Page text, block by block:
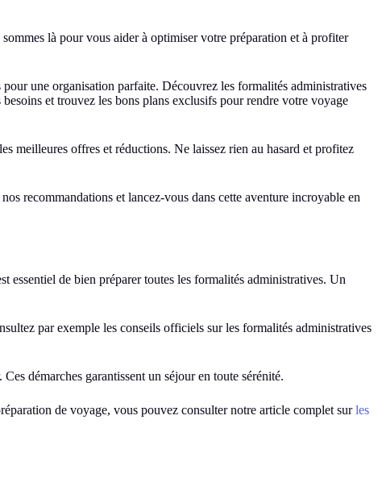
là pour vous aider à optimiser votre préparation et à profiter
une organisation parfaite. Découvrez les formalités administratives
et trouvez les bons plans exclusifs pour rendre votre voyage
meilleures offres et réductions. Ne laissez rien au hasard et profitez
recommandations et lancez-vous dans cette aventure incroyable en
essentiel de bien préparer toutes les formalités administratives. Un
par exemple les conseils officiels sur les formalités administratives
démarches garantissent un séjour en toute sérénité.
de voyage, vous pouvez consulter notre article complet surles